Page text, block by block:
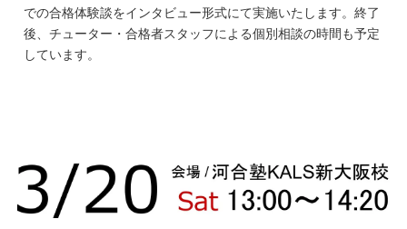
での合格体験談をインタビュー形式にて実施いたします。終了
後、チューター・合格者スタッフによる個別相談の時間も予定
しています。